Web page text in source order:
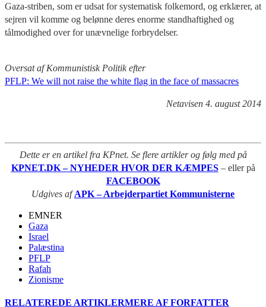
Gaza-striben, som er udsat for systematisk folkemord, og erklærer, at
sejren vil komme og belønne deres enorme standhaftighed og
tålmodighed over for unævnelige forbrydelser.
Oversat af Kommunistisk Politik efter
PFLP: We will not raise the white flag in the face of massacres
Netavisen 4. august 2014
Dette er en artikel fra KPnet. Se flere artikler og følg med på
KPNET.DK – NYHEDER HVOR DER KÆMPES – eller på
FACEBOOK
Udgives afAPK – Arbejderpartiet Kommunisterne
EMNER
Gaza
Israel
Palæstina
PFLP
Rafah
Zionisme
RELATEREDE ARTIKLERMERE AF FORFATTER